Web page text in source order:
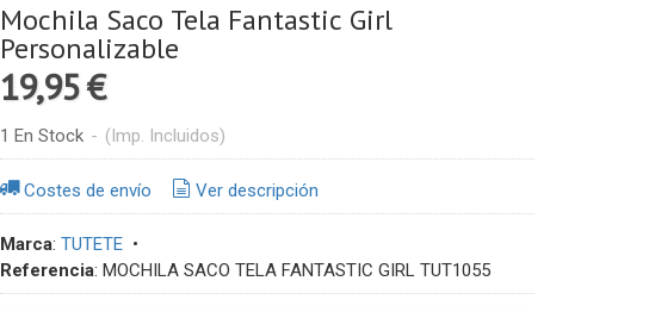
Mochila Saco Tela Fantastic Girl
Personalizable
19,95 €
1 En Stock - (Imp. Incluidos)
Costes de envío Ver descripción
Marca: TUTETE•
Referencia: MOCHILA SACO TELA FANTASTIC GIRL TUT1055